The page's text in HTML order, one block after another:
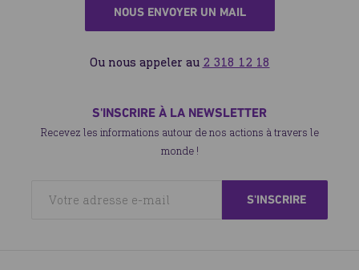
hôpitaux.
Continuons à les aider
NOUS ENVOYER UN MAIL
Ou nous appeler au 2 318 12 18
S'INSCRIRE À LA NEWSLETTER
Recevez les informations autour de nos actions à travers le
monde !